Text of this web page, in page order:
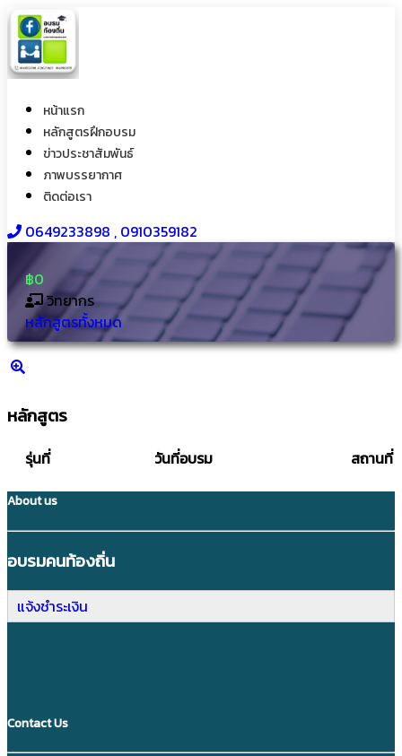
หน้าแรก
หลักสูตรฝึกอบรม
ข่าวประชาสัมพันธ์
ภาพบรรยากาศ
ติดต่อเรา
0649233898​ , 0910359182
฿0
วิทยากร
หลักสูตรทั้งหมด
หลักสูตร
รุ่นที่ วันที่อบรม สถานที่
About us
อบรมคนท้องถิ่น
แจ้งชำระเงิน
Contact Us